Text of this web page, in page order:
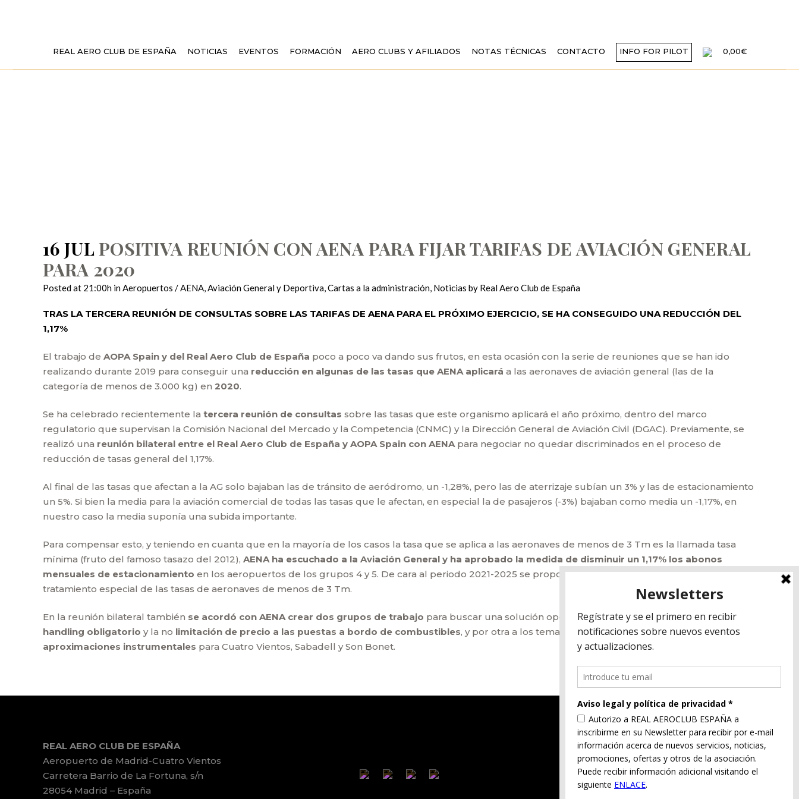
REAL AERO CLUB DE ESPAÑA NOTICIAS EVENTOS FORMACIÓN AERO CLUBS Y AFILIADOS NOTAS TÉCNICAS CONTACTO INFO FOR PILOT 0,00€
16 JULPOSITIVA REUNIÓN CON AENA PARA FIJAR TARIFAS DE AVIACIÓN GENERAL
PARA 2020
Posted at 21:00h inAeropuertos / AENA,Aviación General y Deportiva,Cartas a la administración, Noticias by Real Aero Club de España
TRAS LA TERCERA REUNIÓN DE CONSULTAS SOBRE LAS TARIFAS DE AENA PARA EL PRÓXIMO EJERCICIO, SE HA CONSEGUIDO UNA REDUCCIÓN DEL
1,17%
El trabajo de AOPA Spain y del Real Aero Club de España poco a poco va dando sus frutos, en esta ocasión con la serie de reuniones que se han ido
realizando durante 2019 para conseguir una reducción en algunas de las tasas que AENA aplicará a las aeronaves de aviación general (las de la
categoría de menos de 3.000 kg) en 2020.
Se ha celebrado recientemente la tercera reunión de consultas sobre las tasas que este organismo aplicará el año próximo, dentro del marco
regulatorio que supervisan la Comisión Nacional del Mercado y la Competencia (CNMC) y la Dirección General de Aviación Civil (DGAC). Previamente, se
realizó una reunión bilateral entre el Real Aero Club de España y AOPA Spain con AENApara negociar no quedar discriminados en el proceso de
reducción de tasas general del 1,17%.
Al final de las tasas que afectan a la AG solo bajaban las de tránsito de aeródromo, un -1,28%, pero las de aterrizaje subían un 3% y las de estacionamiento
un 5%. Si bien la media para la aviación comercial de todas las tasas que le afectan, en especial la de pasajeros (-3%) bajaban como media un -1,17%, en
nuestro caso la media suponía una subida importante.
Para compensar esto, y teniendo en cuanta que en la mayoría de los casos la tasa que se aplica a las aeronaves de menos de 3 Tm es la llamada tasa
mínima (fruto del famoso tasazo del 2012), AENA ha escuchado a la Aviación General y ha aprobado la medida de disminuir un 1,17% los abonos
mensuales de estacionamiento en los aeropuertos de los grupos 4 y 5. De cara al periodo 2021-2025 se propondrá un cambio que permita un
tratamiento especial de las tasas de aeronaves de menos de 3 Tm.
En la reunión bilateral también se acordó con AENA crear dos grupos de trabajo para buscar una solución operativa, por una parte a los abusos del
handling obligatorio y la no limitación de precio a las puestas a bordo de combustibles, y por otra a los temas delVFR nocturno, y las futuras
aproximaciones instrumentales para Cuatro Vientos, Sabadell y Son Bonet.
REAL AERO CLUB DE ESPAÑA
Aeropuerto de Madrid-Cuatro Vientos
Carretera Barrio de La Fortuna, s/n
28054 Madrid – España
Aviso legal
Política de privacidad